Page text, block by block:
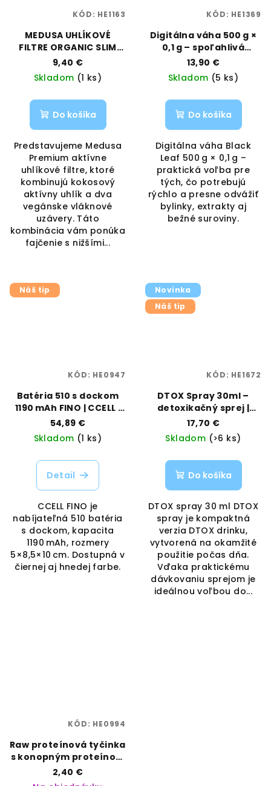
MEDUSA UHLÍKOVÉ
FILTRE ORGANIC SLIM
50KS - 6MM
9,40 €
Skladom (1 ks)
Do košíka
Predstavujeme Medusa
Premium aktívne
uhlíkové filtre, ktoré
kombinujú kokosový
aktívny uhlík a dva
vegánske vláknové
uzávery. Táto
kombinácia vám ponúka
fajčenie s nižšími...
KÓD: HE1163
Digitálna váha 500 g ×
0,1 g – spoľahlivá
klasika | Black Leaf |
Vaporama
13,90 €
Skladom (5 ks)
Do košíka
Digitálna váha Black
Leaf 500 g × 0,1 g –
praktická voľba pre
tých, čo potrebujú
rýchlo a presne odvážiť
bylinky, extrakty aj
bežné suroviny.
KÓD: HE1369
Náš tip
Batéria 510 s dockom
1190 mAh FINO | CCELL |
Vaporama
54,89 €
Skladom (1 ks)
Detail
CCELL FINO je
nabíjateľná 510 batéria
s dockom, kapacita
1190 mAh, rozmery
5×8,5×10 cm. Dostupná v
čiernej aj hnedej farbe.
KÓD: HE0947
Novinka
Náš tip
DTOX Spray 30ml –
detoxikačný sprej |
DTOX | Vaporama
17,70 €
Skladom (>6 ks)
Do košíka
DTOX spray 30 ml DTOX
spray je kompaktná
verzia DTOX drinku,
vytvorená na okamžité
použitie počas dňa.
Vďaka praktickému
dávkovaniu sprejom je
ideálnou voľbou do...
KÓD: HE1672
Raw proteínová tyčinka
s konopným proteínom
| Euphoria | Vaporama
2,40 €
KÓD: HE0994